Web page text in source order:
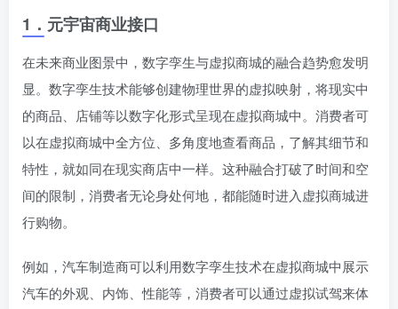
1． 元宇宙商业接口
在未来商业图景中，数字孪生与虚拟商城的融合趋势愈发明
显。数字孪生技术能够创建物理世界的虚拟映射，将现实中
的商品、店铺等以数字化形式呈现在虚拟商城中。消费者可
以在虚拟商城中全方位、多角度地查看商品，了解其细节和
特性，就如同在现实商店中一样。这种融合打破了时间和空
间的限制，消费者无论身处何地，都能随时进入虚拟商城进
行购物。
例如，汽车制造商可以利用数字孪生技术在虚拟商城中展示
汽车的外观、内饰、性能等，消费者可以通过虚拟试驾来体